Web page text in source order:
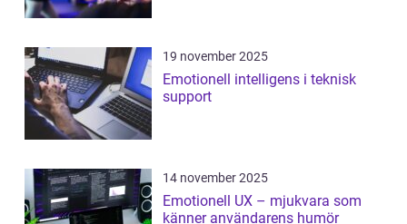
19 november 2025
Emotionell intelligens i teknisk
support
14 november 2025
Emotionell UX – mjukvara som
känner användarens humör